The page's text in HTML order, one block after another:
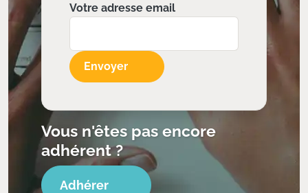
Votre adresse email
Envoyer
Vous n'êtes pas encore
adhérent ?
Adhérer